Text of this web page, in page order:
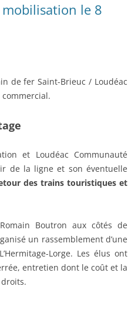
le 8
de fer Saint-Brieuc / Loudéac
commercial.
et Loudéac Communauté
de la ligne et son éventuelle
des trains touristiques et
Boutron aux côtés de
un rassemblement d’une
Lorge. Les élus ont
entretien dont le coût et la